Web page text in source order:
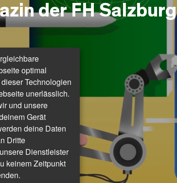
der FH Salzburg
optimal
Technologien
unerlässlich.
und unsere
Gerät
deine Daten
Dritte
Dienstleister
keinem Zeitpunkt